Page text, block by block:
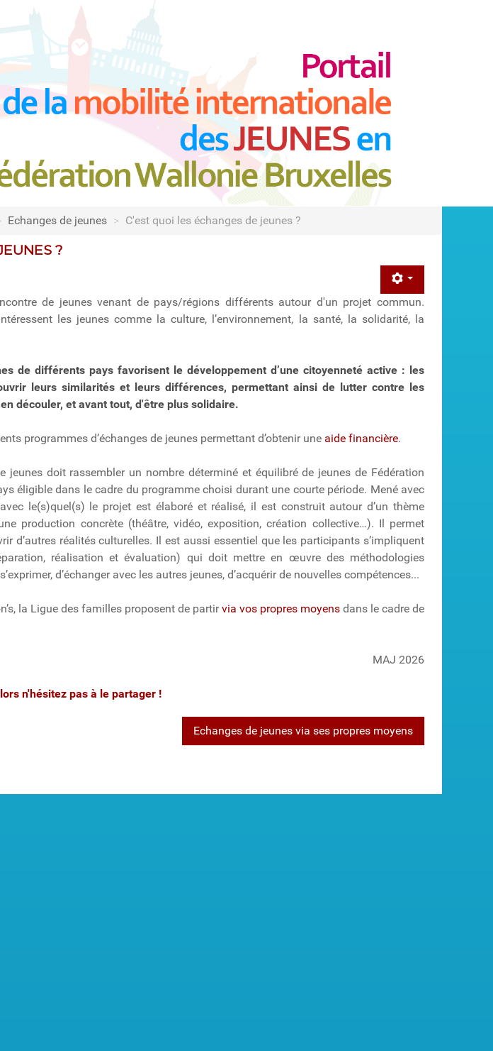
Echanges de jeunes > C'est quoi les échanges de jeunes ?
?
de jeunes venant de pays/régions différents autour d'un projet commun.
les jeunes comme la culture, l’environnement, la santé, la solidarité, la
de différents pays favorisent le développement d’une citoyenneté active : les
leurs similarités et leurs différences, permettant ainsi de lutter contre les
découler, et avant tout, d'être plus solidaire.
programmes d’échanges de jeunes permettant d’obtenir une aide financière.
jeunes doit rassembler un nombre déterminé et équilibré de jeunes de Fédération
éligible dans le cadre du programme choisi durant une courte période. Mené avec
le(s)quel(s) le projet est élaboré et réalisé, il est construit autour d’un thème
production concrète (théâtre, vidéo, exposition, création collective…). Il permet
d’autres réalités culturelles. Il est aussi essentiel que les participants s’impliquent
réalisation et évaluation) qui doit mettre en œuvre des méthodologies
d’échanger avec les autres jeunes, d’acquérir de nouvelles compétences...
la Ligue des familles proposent de partirvia vos propres moyens dans le cadre de
MAJ 2026
n'hésitez pas à le partager !
Echanges de jeunes via ses propres moyens